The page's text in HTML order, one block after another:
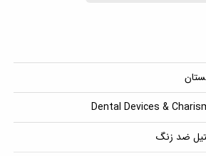
Dental Devices &
ضد زنگ